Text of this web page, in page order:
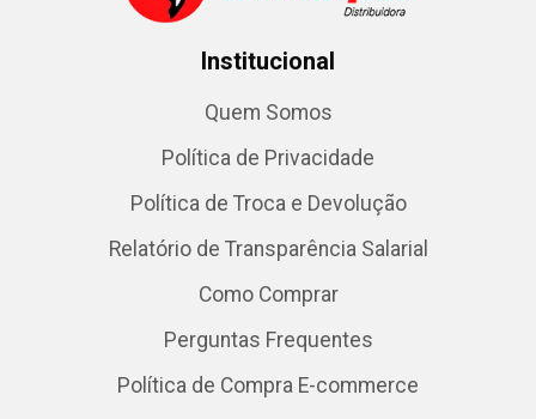
Institucional
Quem Somos
Política de Privacidade
Política de Troca e Devolução
Relatório de Transparência Salarial
Como Comprar
Perguntas Frequentes
Política de Compra E-commerce